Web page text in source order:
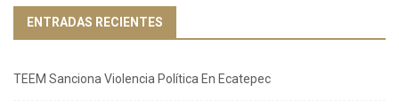
ENTRADAS RECIENTES
TEEM Sanciona Violencia Política En Ecatepec